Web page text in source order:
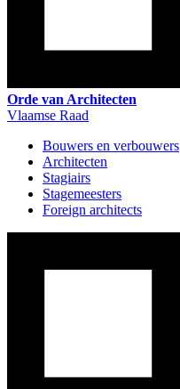
Orde van Architecten
Vlaamse Raad
Bouwers en verbouwers
Architecten
Stagiairs
Stagemeesters
Foreign architects